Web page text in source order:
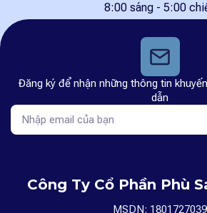
8:00 sáng - 5:00
Đăng ký để nhận những thông tin
dẫn
Công Ty Cổ Phần Phù
MSDN: 1801727039